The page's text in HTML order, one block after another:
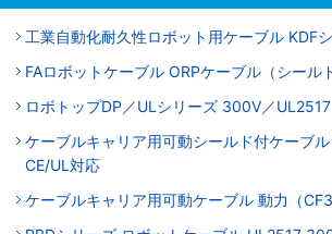
工業自動化耐久性ロボット用ケーブル KDF
FAロボットケーブル ORPケーブル（シール
ロボトップDP／ULシリーズ 300V／UL2517
ケーブルキャリア用可動シールド付ケーブル
CE/UL対応
ケーブルキャリア用可動ケーブル 動力（